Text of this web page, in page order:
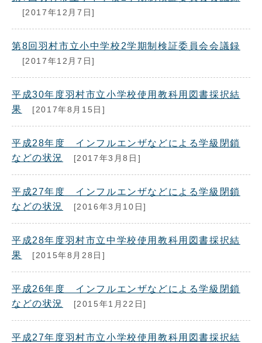
[2017年12月7日]
第8回羽村市立小中学校2学期制検証委員会会議録
[2017年12月7日]
平成30年度羽村市立小学校使用教科用図書採択結
果
[2017年8月15日]
平成28年度 インフルエンザなどによる学級閉鎖
などの状況
[2017年3月8日]
平成27年度 インフルエンザなどによる学級閉鎖
などの状況
[2016年3月10日]
平成28年度羽村市立中学校使用教科用図書採択結
果
[2015年8月28日]
平成26年度 インフルエンザなどによる学級閉鎖
などの状況
[2015年1月22日]
平成27年度羽村市立小学校使用教科用図書採択結